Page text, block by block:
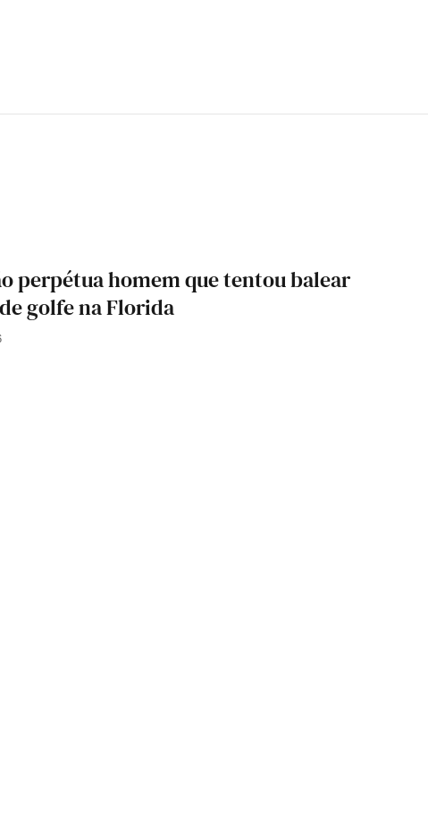
perpétua homem que tentou balear
golfe na Florida